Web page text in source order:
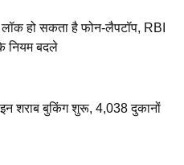
लॉक हो सकता है फोन-लैपटॉप, RBI
नियम बदले
शराब बुकिंग शुरू, 4,038 दुकानों